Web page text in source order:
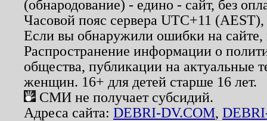
(обнародование) - едино - сайт, без
Часовой пояс сервера UTC+11
Если вы обнаружили ошибки на
Распространение информации о
общества, публикации на актуальные
женщин. 16+ для детей старше 16 лет.
СМИ не получает субсидий.
Адреса сайта: DEBRI-DV.COM,